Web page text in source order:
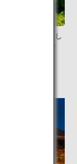
、横木を多用し
建てられてい